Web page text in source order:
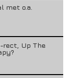
met o.a.
rect, Up The